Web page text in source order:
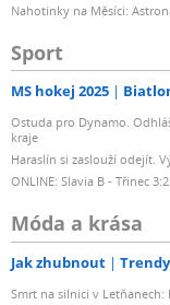
Nahotinky na Měsíci:
Sport
MS hokej 2025
Ostuda pro Dynamo.
kraje
Haraslín si zaslouží odejít.
ONLINE: Slavia B - Třinec
Móda a krása
Jak zhubnout
Smrt na silnici v